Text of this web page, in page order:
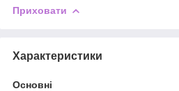
Приховати
Характеристики
Основні